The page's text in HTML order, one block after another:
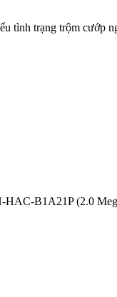
trạng trộm cướp
B1A21P (2.0